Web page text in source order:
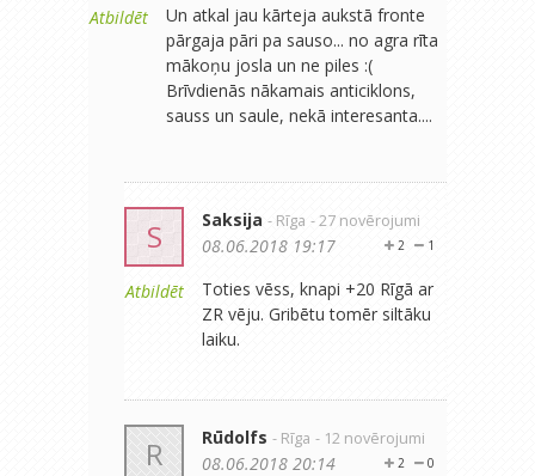
Atbildēt
Un atkal jau kārteja aukstā fronte
pārgaja pāri pa sauso... no agra rīta
mākoņu josla un ne piles :(
Brīvdienās nākamais anticiklons,
sauss un saule, nekā interesanta....
S
Atbildēt
Saksija - Rīga - 27 novērojumi
1
2
08.06.2018 19:17
Toties vēss, knapi +20 Rīgā ar
ZR vēju. Gribētu tomēr siltāku
laiku.
R Rūdolfs - Rīga - 12 novērojumi
0
2
08.06.2018 20:14